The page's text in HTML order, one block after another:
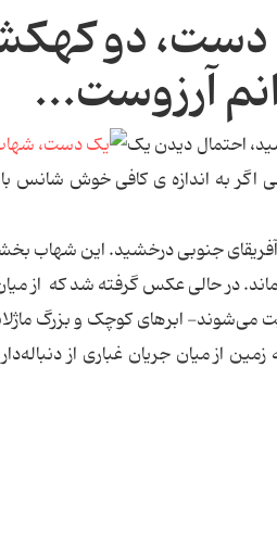
دو
آرزوست...
احتمال دیدن یک
به اندازه ی کافی خوش شانس
تاریک ساترلند آفریقای جنوبی درخشید. این
در حالی عکس گرفته شد که از میان
می‌شوند- ابر‌های کوچک و بزرگ
در 26 ام آبان ماه بود که زمین از میان جریان